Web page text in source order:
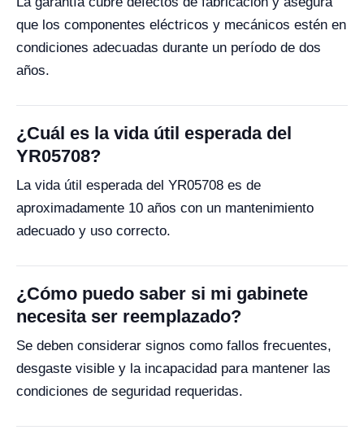
que los componentes eléctricos y mecánicos estén en
condiciones adecuadas durante un período de dos
años.
¿Cuál es la vida útil esperada del
YR05708?
La vida útil esperada del YR05708 es de
aproximadamente 10 años con un mantenimiento
adecuado y uso correcto.
¿Cómo puedo saber si mi gabinete
necesita ser reemplazado?
Se deben considerar signos como fallos frecuentes,
desgaste visible y la incapacidad para mantener las
condiciones de seguridad requeridas.